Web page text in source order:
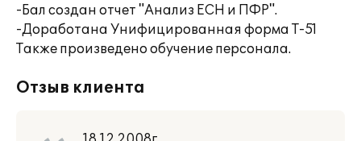
-Бал создан отчет "Анализ ЕСН и ПФР".
-Доработана Унифицированная форма Т-51
Также произведено обучение персонала.
Отзыв клиента